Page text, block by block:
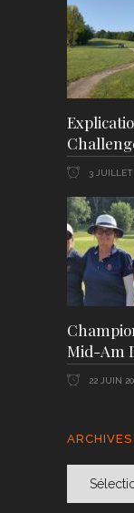
3 JUILLET
Mid-Am
22 JUIN
ARCHIVES
Archives